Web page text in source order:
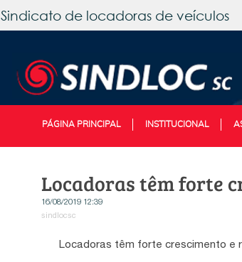
Locadoras têm forte
16/08/2019 12:39
sindlocsc
Locadoras têm forte crescimento e
PÁGINA PRINCIPAL INSTITUCIONAL
Sindicato de locadoras de veículos